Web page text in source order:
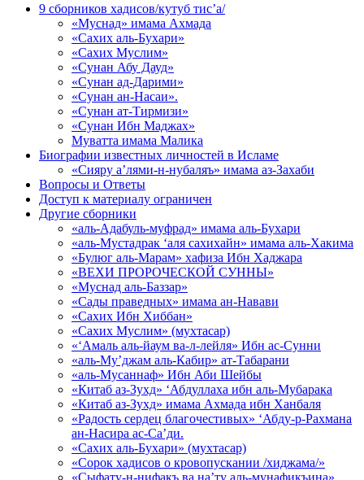
9 сборников хадисов/кутуб тис’а/
«Муснад» имама Ахмада
«Сахих аль-Бухари»
«Сахих Муслим»
«Сунан Абу Дауд»
«Сунан ад-Дарими»
«Сунан ан-Насаи».
«Сунан ат-Тирмизи»
«Сунан Ибн Маджах»
Муватта имама Малика
Биографии известных личностей в Исламе
«Сияру а’лями-н-нубаляъ» имама аз-Захаби
Вопросы и Ответы
Доступ к материалу ограничен
Другие сборники
«аль-Адабуль-муфрад» имама аль-Бухари
«аль-Мустадрак ‘аля сахихайн» имама аль-Хакима
«Булюг аль-Марам» хафиза Ибн Хаджара
«ВЕХИ ПРОРОЧЕСКОЙ СУННЫ»
«Муснад аль-Баззар»
«Сады праведных» имама ан-Навави
«Сахих Ибн Хиббан»
«Сахих Муслим» (мухтасар)
«‘Амаль аль-йаум ва-л-лейля» Ибн ас-Сунни
«аль-Му’джам аль-Кабир» ат-Табарани
«аль-Мусаннаф» Ибн Аби Шейбы
«Китаб аз-Зухд» ‘Абдуллаха ибн аль-Мубарака
«Китаб аз-Зухд» имама Ахмада ибн Ханбаля
«Радость сердец благочестивых» ‘Абду-р-Рахмана
ан-Насира ас-Са’ди.
«Сахих аль-Бухари» (мухтасар)
«Сорок хадисов о кровопускании /хиджама/»
«Сыфату-н-нифакъ ва на’ту аль-мунафикъина»